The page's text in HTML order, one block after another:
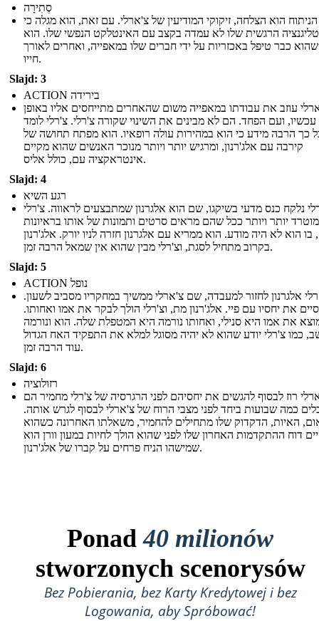
סְתִירָה
הניתוח הוא הצלחה, זיקוקי המודיעין של צ'ארלי. עם זאת, הוא מגלה כי
הרגשית שלו לא עמדה בקצב עם האינטלקט הנפשי שלו. הוא
שהוא כבר טיפל באכזריות על ידי חברים שלו במאפייה, ואחרים לאורך
חייו.
Slajd: 3
ACTION בירידה
עוזב את עבודתו במאפייה משום שהאחרים מתייחסים אליו באופן
עכשיו, ועם הפחד. הם לא מבינים את השינוי שקורה צ'רלי. צ'רלי לומד
כך הרבה מידע כי הוא במהירות עולה רופאיו. הוא מפתח תחושה של
קירבה עם אלג'רנון, ומרגיש יותר ויותר מנוכר האנשים שהוא מקיים
אינטראקציה עם, כולל אליס.
Slajd: 4
רגע השיא
נלקח כנס מדעי בשיקגו, שם הוא אלגרנון שמתבצעים לראווה. צ'רלי
יותר ויותר ככל שהם מראים סרטים ותמונות של אותו בראיונות
בו הוא לא היה מודע. הוא ממריא עם אלגרנון חזרה לניו יורק. אלג'רנון
בקרוב מתחיל לסגת, וצ'רלי מבין שהוא אין שמאל הרבה זמן.
Slajd: 5
ACTION נופל
אלגרנון לחזור למעבדה, שם צ'ארלי ממשיך במחקריו מסביב לשעון.
את יחסיו עם פיי. אלג'רנון מת, וצ'רלי הולך לבקר את אמו ואחותו.
את אמו היא סנילי, ואחותו נורמה היא המטפלת שלה. הוא ונורמה
כמו צ'רלי יודע שהוא לא יהיה מסוגל למלא את התפקיד האח הגדול
עוד הרבה זמן.
Slajd: 6
רזולוציה
רוז לבסוף להגשים את יחסיהם לפני הרגרסיה של צ'רלי מחמיר הם
כמה שבועות ביחד לפני מצבי הרוח של צ'ארלי לבסוף לגרש אותה.
האיות, הדקדוק שלו מתחילים להחמיר, משאלתו האחרונה כשהוא
דוח ההתקדמות האחרון שלו לפני שהוא הולך לחיות במעון וורן הוא
שמישהו הניח פרחים על קברו של אלג'רנון.
Ponad40 milionów
stworzonych scenorysów
Bez Pobierania, bez Karty Kredytowej i bez
Logowania, aby Spróbować!